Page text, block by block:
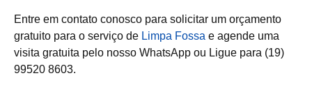
Entre em contato conosco para solicitar um orçamento
gratuito para o serviço de Limpa Fossa e agende uma
visita gratuita pelo nosso WhatsApp ou Ligue para (19)
99520 8603.